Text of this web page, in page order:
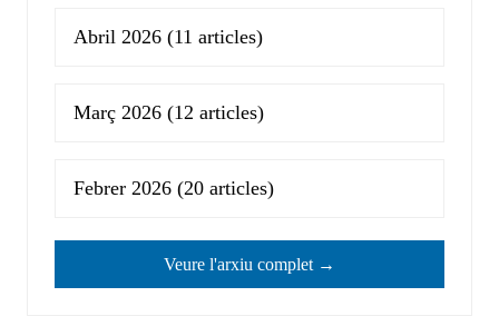
Abril 2026 (11 articles)
Març 2026 (12 articles)
Febrer 2026 (20 articles)
Veure l'arxiu complet →